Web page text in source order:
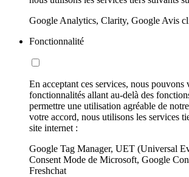
Google Analytics, Clarity, Google Avis
Fonctionnalité
En acceptant ces services, nous pouvons
fonctionnalités allant au-delà des
permettre une utilisation agréable de
votre accord, nous utilisons les services
site internet :
Google Tag Manager, UET (Universal
Consent Mode de Microsoft, Google
Freshchat